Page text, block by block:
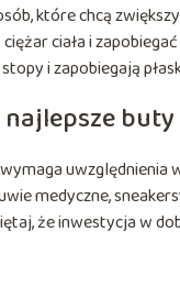
które chcą
ciała i
i zapobiegają
uwzględnienia
medyczne,
że inwestycja w